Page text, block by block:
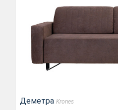
Деметра Krones